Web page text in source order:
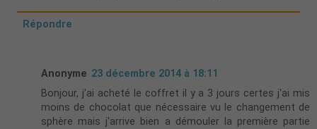
Répondre
Anonyme 23 décembre 2014 à 18:11
Bonjour, j'ai acheté le coffret il y a 3 jours certes j'ai mis
moins de chocolat que nécessaire vu le changement de
sphère mais j'arrive bien a démouler la première partie